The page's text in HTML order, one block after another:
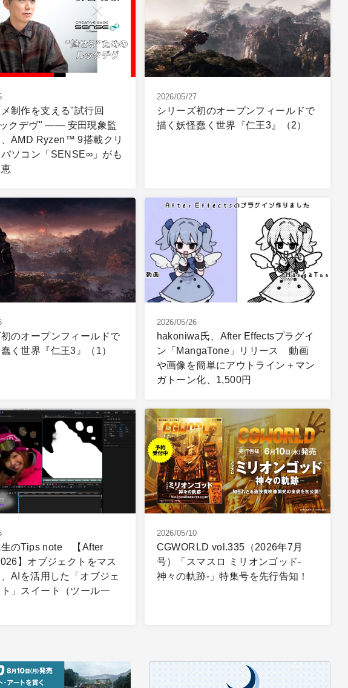
制作を支える"試行回
クデヴ" ―― 安田現象監
AMD Ryzen™ 9搭載クリ
ソコン「SENSE∞」がも
2026/05/27
シリーズ初のオープンフィールドで
描く妖怪蠢く世界『仁王3』（2）
のオープンフィールドで
く世界『仁王3』（1）
2026/05/26
hakoniwa氏、After Effectsプラグイ
ン「MangaTone」リリース 動画
や画像を簡単にアウトライン＋マン
ガトーン化、1,500円
生のTips note 【After
】オブジェクトをマス
AIを活用した「オブジェ
」スイート（ツール一
2026/05/10
CGWORLD vol.335（2026年7月
号）「スマスロ ミリオンゴッド-
神々の軌跡-」特集号を先行告知！